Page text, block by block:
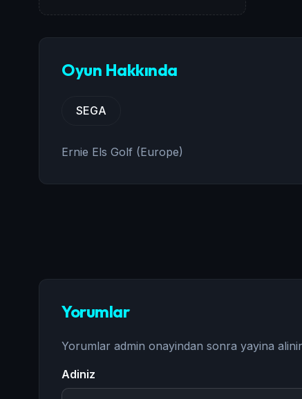
Oyun Hakkında
SEGA
Ernie Els Golf (Europe)
Yorumlar
Yorumlar admin onayindan sonra yayina
Adiniz